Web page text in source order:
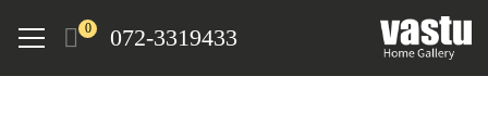
072-3319433
0
Menu